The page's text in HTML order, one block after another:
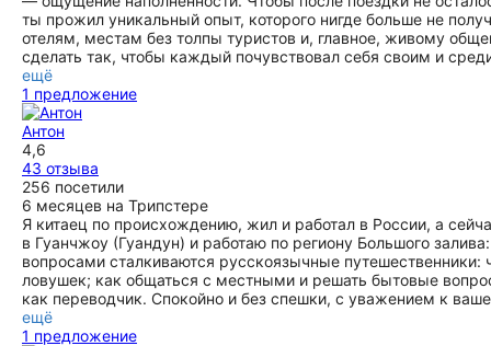
ты прожил уникальный опыт, которого нигде больше не
отелям, местам без толпы туристов и, главное, живому
сделать так, чтобы каждый почувствовал себя своим и
ещё
1 предложение
Антон
4,6
43 отзыва
256 посетили
6 месяцев на Трипстере
Я китаец по происхождению, жил и работал в России, а
в Гуанчжоу (Гуандун) и работаю по региону Большого
вопросами сталкиваются русскоязычные путешественники:
ловушек; как общаться с местными и решать бытовые
как переводчик. Спокойно и без спешки, с уважением к
ещё
1 предложение